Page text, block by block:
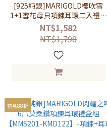
[925純銀]MARIGOLD櫻吹雪
1+1雪花母貝項鍊耳環二入禮盒
組【MMS491-KMD492】-項鍊
+耳環
NT$1,582
NT$1,798
禮盒88折